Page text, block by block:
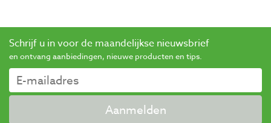
Schrijf u in voor de maandelijkse nieuwsbrief
en ontvang aanbiedingen, nieuwe producten en tips.
Aanmelden